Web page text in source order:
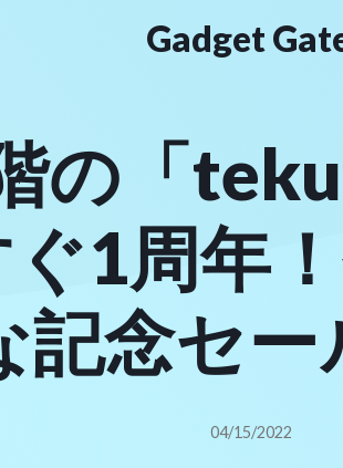
Gadget
の「
1周年
記念セー
04/15/2022